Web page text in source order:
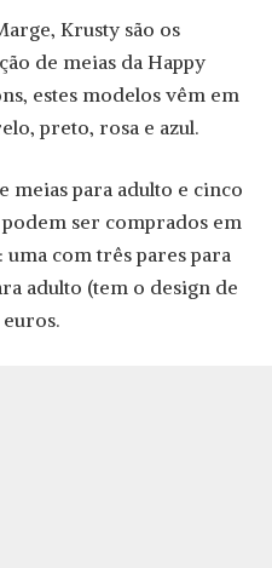
Krusty são os
de meias da Happy
estes modelos vêm em
preto, rosa e azul.
meias para adulto e cinco
ser comprados em
uma com três pares para
adulto (tem o design de